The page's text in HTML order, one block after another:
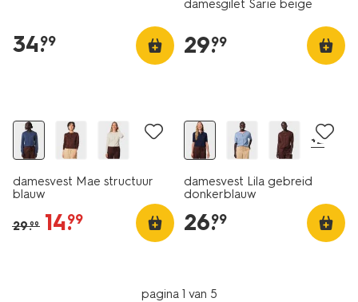
34.
99
damesgilet Sarie beige
29.
99
damesvest Mae structuur
blauw
29.99 14.
99
+2
damesvest Lila gebreid
donkerblauw
26.
99
pagina 1 van 5